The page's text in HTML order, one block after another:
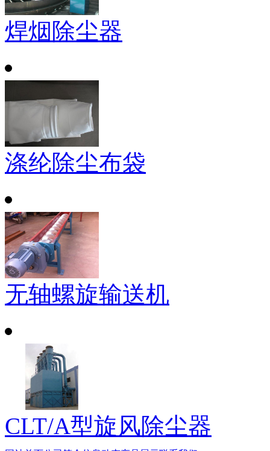
焊烟除尘器
涤纶除尘布袋
无轴螺旋输送机
CLT/A型旋风除尘器